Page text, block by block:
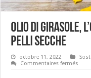
Olio di girasole,
pelli secche
octobre 11, 2022
Commentaires fermés